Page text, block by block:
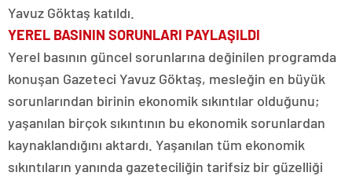
Yavuz Göktaş katıldı.
YEREL BASININ SORUNLARI PAYLAŞILDI
Yerel basının güncel sorunlarına değinilen programda
konuşan Gazeteci Yavuz Göktaş, mesleğin en büyük
sorunlarından birinin ekonomik sıkıntılar olduğunu;
yaşanılan birçok sıkıntının bu ekonomik sorunlardan
kaynaklandığını aktardı. Yaşanılan tüm ekonomik
sıkıntıların yanında gazeteciliğin tarifsiz bir güzelliği